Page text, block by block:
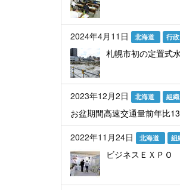
2024年4月11日 北海道 行
札幌市初の定置式
2023年12月2日 北海道 組織
お盆期間高速交通量前年比
2022年11月24日
北海道 組
ビジネスＥＸＰＯ